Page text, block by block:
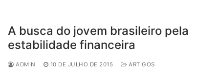
A busca do jovem brasileiro pela
estabilidade financeira
ADMIN 10 DE JULHO DE 2015 ARTIGOS